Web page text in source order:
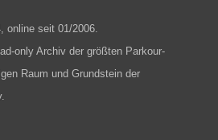
online seit 01/2006.
only Archiv der größten Parkour-
Raum und Grundstein der